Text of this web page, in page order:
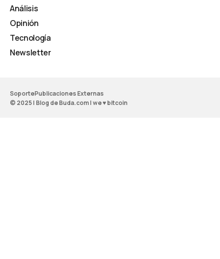
Análisis
Opinión
Tecnología
Newsletter
SoportePublicaciones Externas
© 2025 | Blog de Buda.com | we ♥ bitcoin